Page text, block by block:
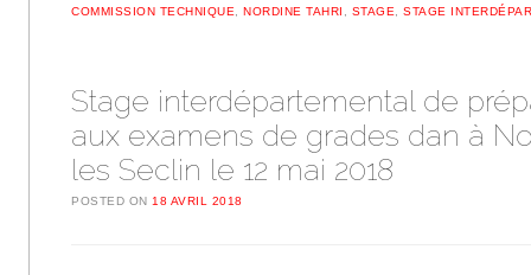
COMMISSION TECHNIQUE ,NORDINE TAHRI STAGE ,STAGE
Stage interdépartemental de
aux examens de grades dan à
les Seclin le 12 mai 2018
POSTED ON 18 AVRIL 2018